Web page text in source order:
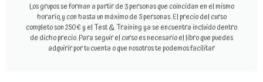
Los grupos se forman a partir de 3 personas que coincidan en el mismo
horario, y con hasta un máximo de 5 personas. El precio del curso
completo son 250 € y el Test & Training ya se encuentra incluido dentro
de dicho precio. Para seguir el curso es necesario el libro que puedes
adquirir por tu cuenta o que nosotros te podemos facilitar